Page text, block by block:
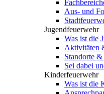
Aus- und
Jugendfeuerwehr
Was ist die
Aktivitäten
Standorte
Sei dabei
Kinderfeuerwehr
Was ist die